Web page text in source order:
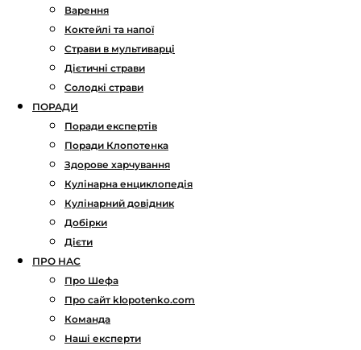
Варення
Коктейлі та напої
Страви в мультиварці
Дієтичні страви
Солодкі страви
ПОРАДИ
Поради експертів
Поради Клопотенка
Здорове харчування
Кулінарна енциклопедія
Кулінарний довідник
Добірки
Дієти
ПРО НАС
Про Шефа
Про сайт klopotenko.com
Команда
Наші експерти